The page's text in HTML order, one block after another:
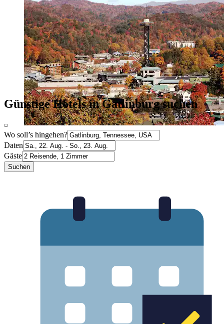
Günstige Hotels in Gatlinburg suchen
Wo soll’s hingehen?
Daten
Gäste
Suchen